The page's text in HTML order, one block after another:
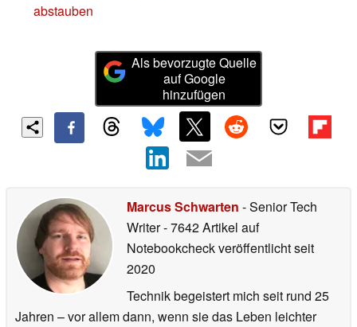
abstauben
Als bevorzugte Quelle
auf Google
hinzufügen
Marcus Schwarten - Senior Tech
Writer- 7642 Artikel auf
Notebookcheck veröffentlichtseit
2020
Technik begeistert mich seit rund 25
Jahren – vor allem dann, wenn sie das Leben leichter